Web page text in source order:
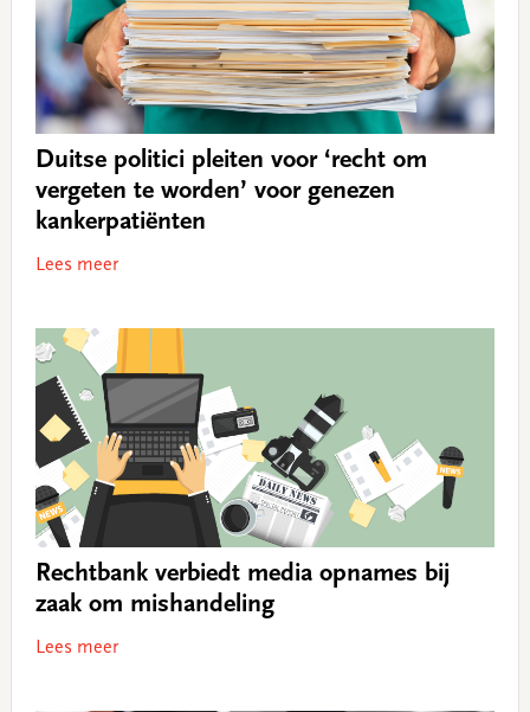
Duitse politici pleiten voor ‘recht om
vergeten te worden’ voor genezen
kankerpatiënten
Lees meer
Rechtbank verbiedt media opnames bij
zaak om mishandeling
Lees meer